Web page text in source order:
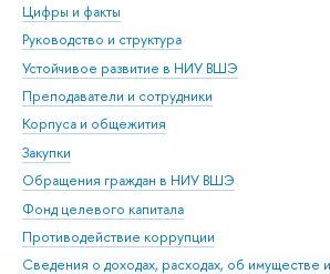
Цифры и факты
Руководство и структура
Устойчивое развитие в НИУ ВШЭ
Преподаватели и сотрудники
Корпуса и общежития
Закупки
Обращения граждан в НИУ ВШЭ
Фонд целевого капитала
Противодействие коррупции
Сведения о доходах, расходах, об имуществе и